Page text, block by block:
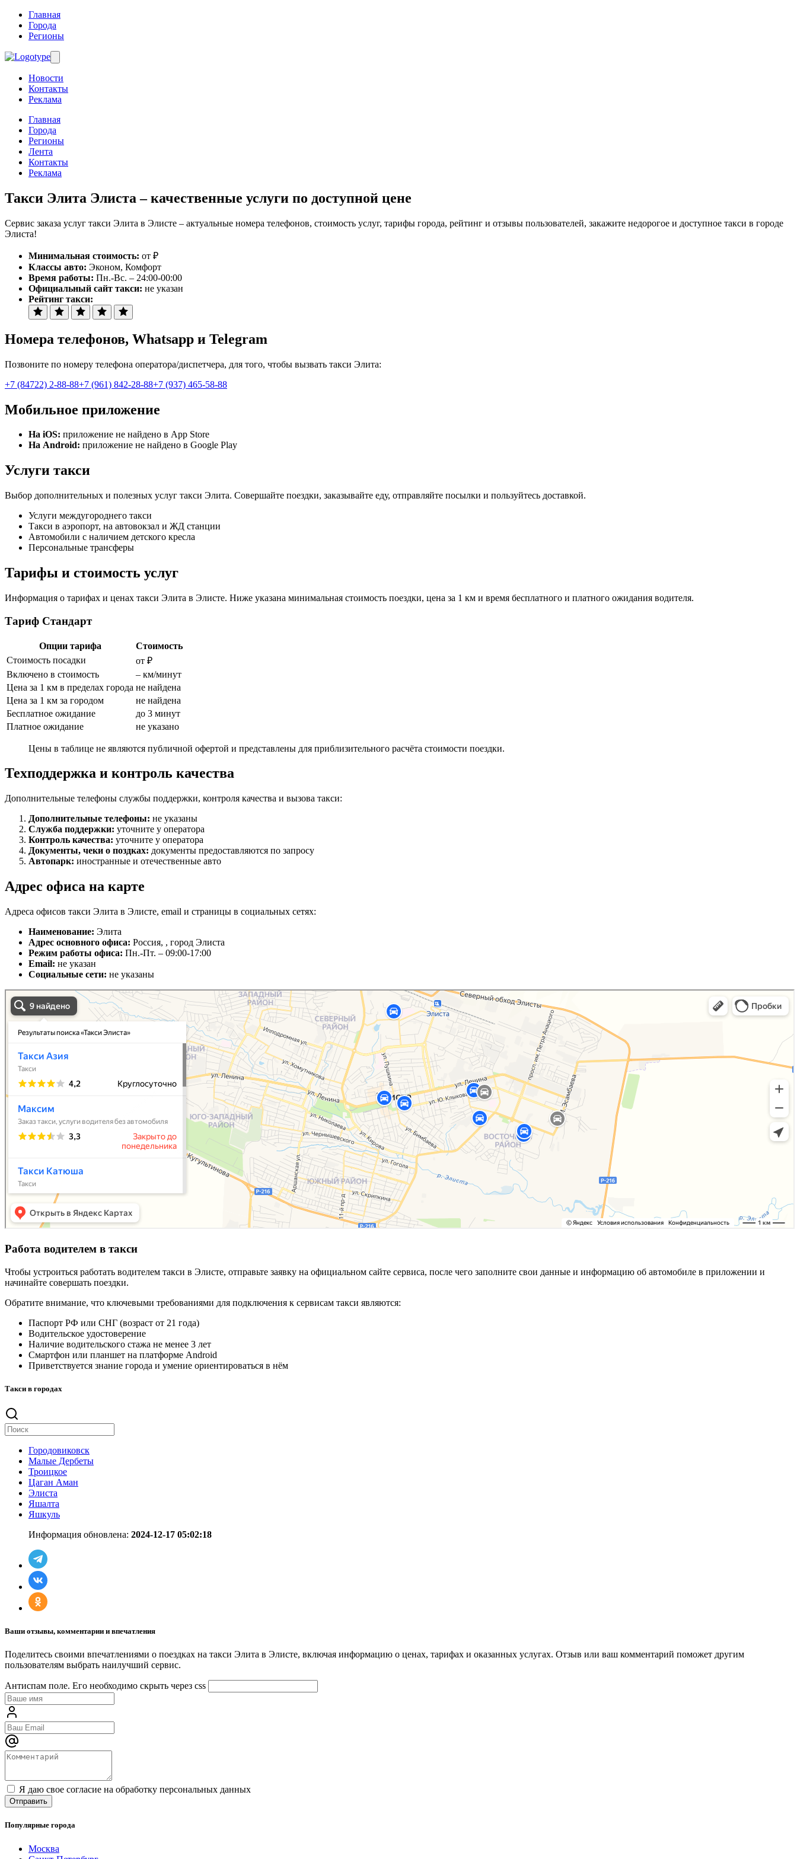
Главная
Города
Регионы
Новости
Контакты
Реклама
Главная
Города
Регионы
Лента
Контакты
Реклама
Такси Элита Элиста – качественные услуги по доступной цене
Сервис заказа услуг такси Элита в Элисте – актуальные номера телефонов, стоимость услуг, тарифы города, рейтинг и отзывы пользователей, закажите недорогое и доступное такси в городе
Элиста!
Минимальная стоимость: от ₽
Классы авто: Эконом, Комфорт
Время работы: Пн.-Вс. – 24:00-00:00
Официальный сайт такси: не указан
Рейтинг такси:
Номера телефонов, Whatsapp и Telegram
Позвоните по номеру телефона оператора/диспетчера, для того, чтобы вызвать такси Элита:
+7 (84722) 2-88-88+7 (961) 842-28-88+7 (937) 465-58-88
Мобильное приложение
На iOS: приложение не найдено в App Store
На Android: приложение не найдено в Google Play
Услуги такси
Выбор дополнительных и полезных услуг такси Элита. Совершайте поездки, заказывайте еду, отправляйте посылки и пользуйтесь доставкой.
Услуги междугороднего такси
Такси в аэропорт, на автовокзал и ЖД станции
Автомобили с наличием детского кресла
Персональные трансферы
Тарифы и стоимость услуг
Информация о тарифах и ценах такси Элита в Элисте. Ниже указана минимальная стоимость поездки, цена за 1 км и время бесплатного и платного ожидания водителя.
Тариф Стандарт
Опции тарифа
Стоимость
Стоимость посадки
от ₽
Включено в стоимость
– км/минут
Цена за 1 км в пределах города не найдена
Цена за 1 км за городом
не найдена
Бесплатное ожидание
до 3 минут
Платное ожидание
не указано
Цены в таблице не являются публичной офертой и представлены для приблизительного расчёта стоимости поездки.
Техподдержка и контроль качества
Дополнительные телефоны службы поддержки, контроля качества и вызова такси:
Дополнительные телефоны: не указаны
Служба поддержки: уточните у оператора
Контроль качества: уточните у оператора
Документы, чеки о поздках: документы предоставляются по запросу
Автопарк: иностранные и отечественные авто
Адрес офиса на карте
Адреса офисов такси Элита в Элисте, email и страницы в социальных сетях:
Наименование: Элита
Адрес основного офиса: Россия, , город Элиста
Режим работы офиса: Пн.-Пт. – 09:00-17:00
Email: не указан
Социальные сети: не указаны
Работа водителем в такси
Чтобы устроиться работать водителем такси в Элисте, отправьте заявку на официальном сайте сервиса, после чего заполните свои данные и информацию об автомобиле в приложении и
начинайте совершать поездки.
Обратите внимание, что ключевыми требованиями для подключения к сервисам такси являются:
Паспорт РФ или СНГ (возраст от 21 года)
Водительское удостоверение
Наличие водительского стажа не менее 3 лет
Смартфон или планшет на платформе Android
Приветствуется знание города и умение ориентироваться в нём
Такси в городах
Городовиковск
Малые Дербеты
Троицкое
Цаган Аман
Элиста
Яшалта
Яшкуль
Информация обновлена: 2024-12-17 05:02:18
Ваши отзывы, комментарии и впечатления
Поделитесь своими впечатлениями о поездках на такси Элита в Элисте, включая информацию о ценах, тарифах и оказанных услугах. Отзыв или ваш комментарий поможет другим
пользователям выбрать наилучший сервис.
Антиспам поле. Его необходимо скрыть через css
Я даю свое согласие на обработку персональных данных
Популярные города
Москва